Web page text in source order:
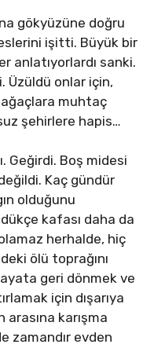
gökyüzüne doğru
işitti. Büyük bir
anlatıyorlardı sanki.
Üzüldü onlar için,
muhtaç
şehirlere hapis…
Geğirdi. Boş midesi
Kaç gündür
olduğunu
kafası daha da
herhalde, hiç
ölü toprağını
geri dönmek ve
için dışarıya
arasına karışma
zamandır evden